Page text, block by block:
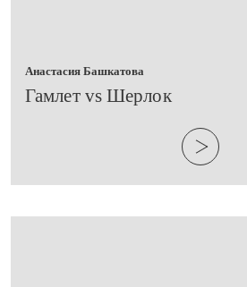
Анастасия Башкатова
​Гамлет vs Шерлок